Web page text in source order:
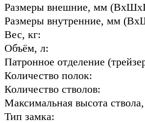
Размеры внешние, мм
Размеры внутренние, мм
Вес, кг:
Объём, л:
Патронное отделение
Количество полок:
Количество стволов:
Максимальная высота
Тип замка: